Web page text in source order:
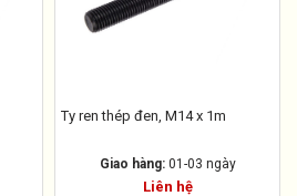
Ty ren thép đen, M14 x 1m
Giao hàng: 01-03 ngày
Liên hệ